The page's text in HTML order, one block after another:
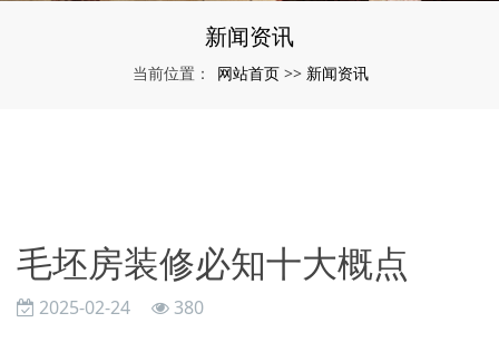
新闻资讯
当前位置： 网站首页 >> 新闻资讯
毛坯房装修必知十大概点
2025-02-24 380